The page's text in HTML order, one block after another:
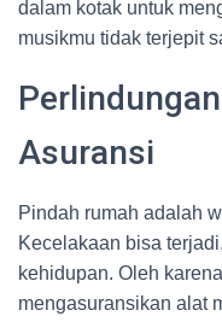
dalam kotak untuk
musikmu tidak terjepit
Asuransi
Pindah rumah adalah
Kecelakaan bisa
kehidupan. Oleh
mengasuransikan alat